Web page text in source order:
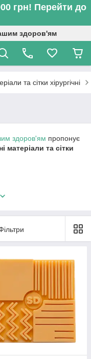
грн! Перейти до
здоров'ям
та сітки хірургічні
здоров'ям пропонує
матеріали та сітки
вказаними на